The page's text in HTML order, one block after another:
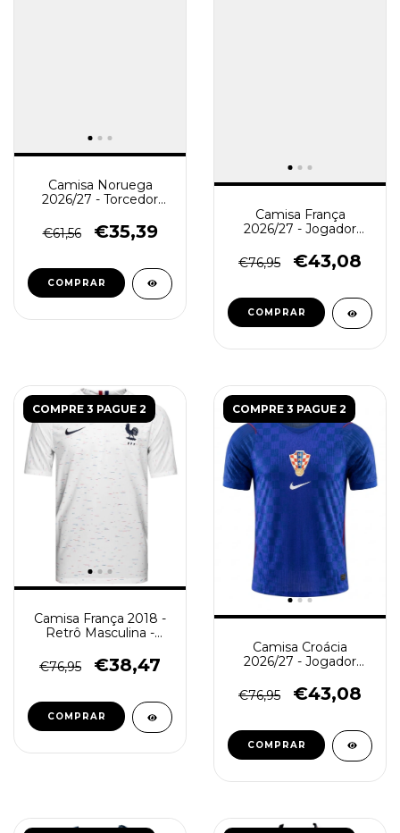
Camisa Noruega
2026/27 - Torcedor
€61,56
€35,39
COMPRAR
Camisa França
2026/27 - Jogador
€76,95
€43,08
COMPRAR
COMPRE 3 PAGUE 2
Camisa França 2018 -
Retrô Masculina -
€76,95
€38,47
COMPRAR
COMPRE 3 PAGUE 2
Camisa Croácia
2026/27 - Jogador
€76,95
€43,08
COMPRAR